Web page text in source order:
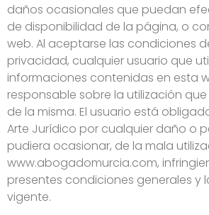
daños ocasionales que puedan
de disponibilidad de la página, o
web. Al aceptarse las condiciones
privacidad, cualquier usuario que
informaciones contenidas en esta
responsable sobre la utilización
de la misma. El usuario está
Arte Jurídico por cualquier daño o
pudiera ocasionar, de la mala
www.abogadomurcia.com,
presentes condiciones generales y
vigente.